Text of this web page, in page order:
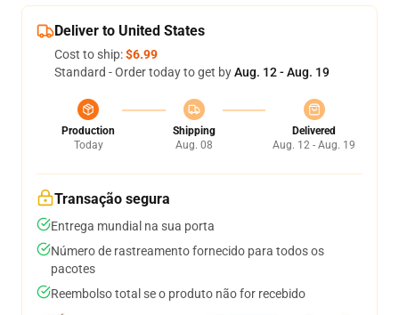
Deliver to United States
Cost to ship:$6.99
Standard - Order today to get byAug. 12 - Aug. 19
Production
Today
Shipping
Aug. 08
Delivered
Aug. 12 - Aug. 19
Transação segura
Entrega mundial na sua porta
Número de rastreamento fornecido para todos os
pacotes
Reembolso total se o produto não for recebido